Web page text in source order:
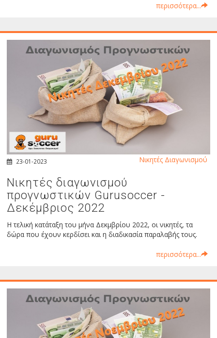
περισσότερα...
23-01-2023
Νικητές διαγωνισμού
προγνωστικών Gurusoccer -
Δεκέμβριος 2022
Η τελική κατάταξη του μήνα Δεκμβρίου 2022, οι νικητές, τα
δώρα που έχουν κερδίσει και η διαδικασία παραλαβής τους.
περισσότερα...
Νικητές Διαγωνισμού